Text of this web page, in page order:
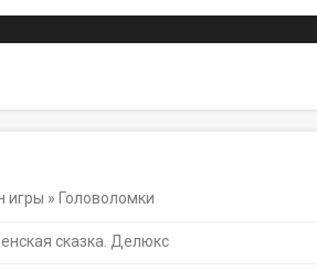
игры » Головоломки
сказка. Делюкс